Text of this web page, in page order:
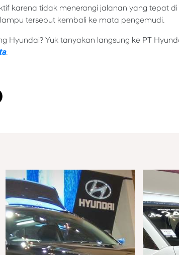
karena tidak menerangi jalanan yang tepat
tersebut kembali ke mata pengemudi.
Hyundai? Yuk tanyakan langsung ke PT
.